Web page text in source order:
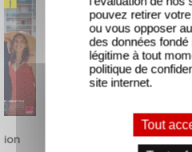
Traqués
pouvez retirer
ou vous opposer
des données fondé
légitime à tout
politique de
site internet.
Tout